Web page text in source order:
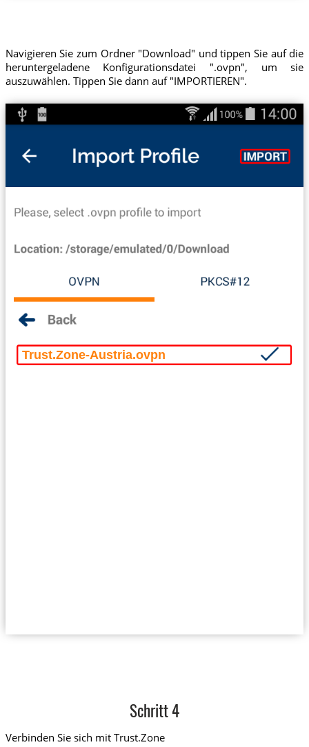
Navigieren Sie zum Ordner "Download" und tippen Sie auf die
heruntergeladene Konfigurationsdatei ".ovpn", um sie
auszuwählen. Tippen Sie dann auf "IMPORTIEREN".
Trust.Zone-Austria.ovpn
Schritt 4
Verbinden Sie sich mit Trust.Zone